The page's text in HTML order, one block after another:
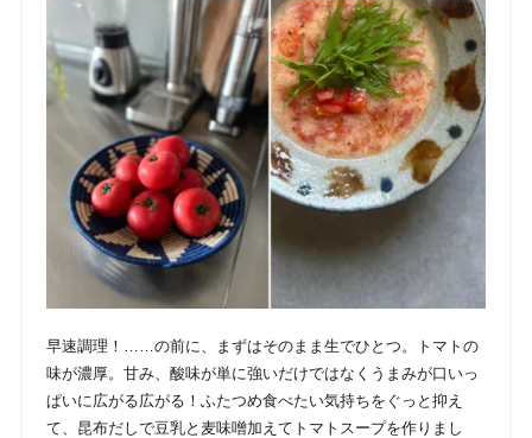
早速調理！……の前に、まずはそのまま生でひとつ。
トマトの
味が濃厚。甘み、酸味が単に強いだけではなくうまみが口いっ
ぱいに広がる広がる！ ふたつめ食べたい気持ちをぐっと抑え
て、昆布だしで豆乳と麦味噌加えてトマトスープを作りまし